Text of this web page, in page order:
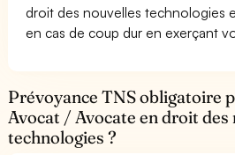
droit des nouvelles technologies
en cas de coup dur en exerçant
Prévoyance TNS obligatoire
Avocat / Avocate en droit des
technologies ?